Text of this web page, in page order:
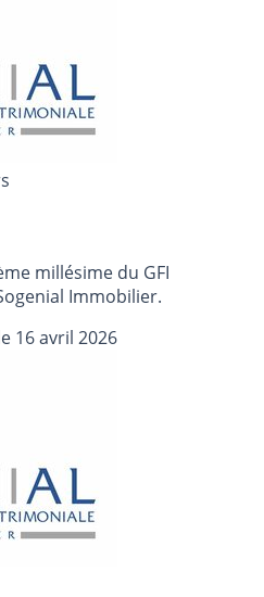
millésime du GFI
Immobilier.
16 avril 2026